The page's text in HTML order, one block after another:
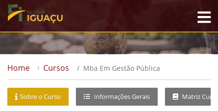
Home Cursos Mba Em Gestão Pública
Sobre o Curso Informações Gerais Matriz